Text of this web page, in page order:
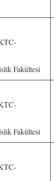
Fakültesi
Fakültesi